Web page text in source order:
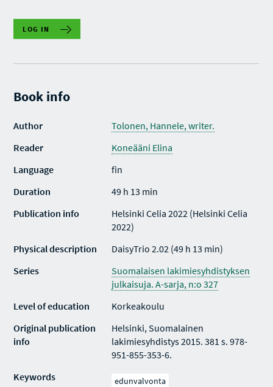
LOG IN
Book info
Author
Tolonen, Hannele, writer.
Reader
Koneääni Elina
Language
fin
Duration
49 h 13 min
Publication info
Helsinki Celia 2022 (Helsinki Celia
2022)
Physical description
DaisyTrio 2.02 (49 h 13 min)
Series
Suomalaisen lakimiesyhdistyksen
julkaisuja. A-sarja, n:o 327
Level of education
Korkeakoulu
Original publication
info
Helsinki, Suomalainen
lakimiesyhdistys 2015. 381 s. 978-
951-855-353-6.
Keywords
edunvalvonta